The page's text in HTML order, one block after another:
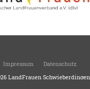
Impressum
Datenschutz
LandFrauen Schwieberdingen